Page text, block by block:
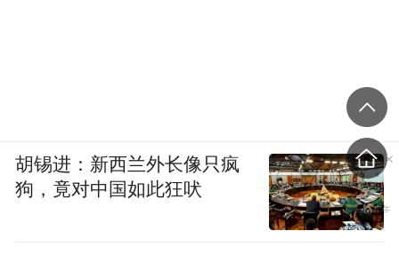
胡锡进：新西兰外长像只疯
狗，竟对中国如此狂吠